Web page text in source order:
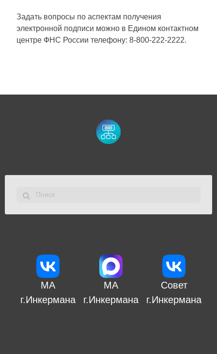
Задать вопросы по аспектам получения
электронной подписи можно в Едином контактном
центре ФНС России телефону: 8-800-222-2222.
МА
г.Инкермана
МА
г.Инкермана
Совет
г.Инкермана